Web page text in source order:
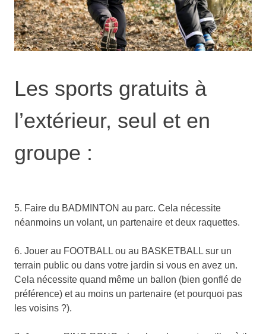
Les sports gratuits à
l’extérieur, seul et en
groupe :
5. Faire du BADMINTON au parc. Cela nécessite
néanmoins un volant, un partenaire et deux raquettes.
6. Jouer au FOOTBALL ou au BASKETBALL sur un
terrain public ou dans votre jardin si vous en avez un.
Cela nécessite quand même un ballon (bien gonflé de
préférence) et au moins un partenaire (et pourquoi pas
les voisins ?).